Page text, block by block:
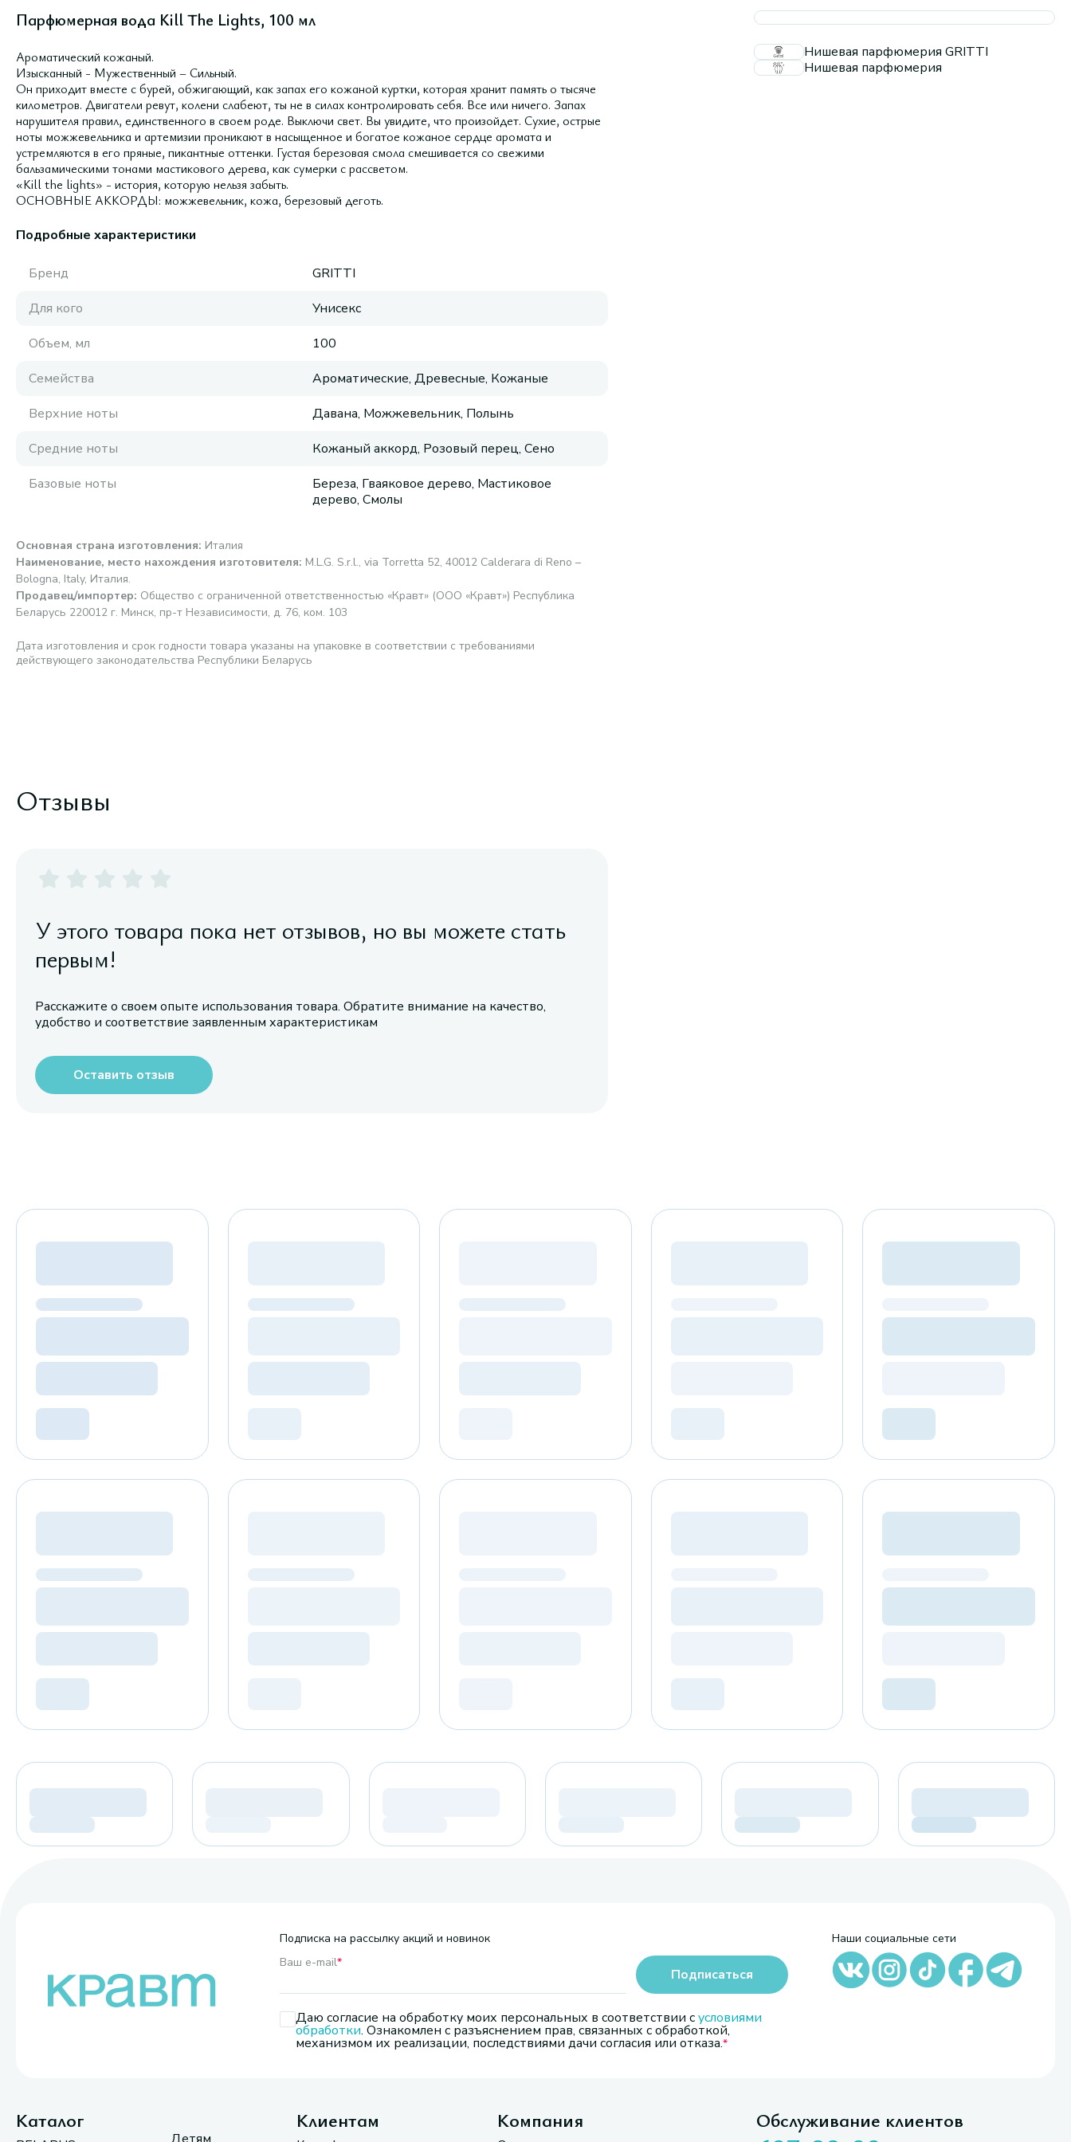
Парфюмерная вода Kill The Lights, 100 мл
Ароматический кожаный.
Изысканный - Мужественный – Сильный.
Он приходит вместе с бурей, обжигающий, как запах его кожаной куртки, которая хранит память о тысяче
километров. Двигатели ревут, колени слабеют, ты не в силах контролировать себя. Все или ничего. Запах
нарушителя правил, единственного в своем роде. Выключи свет. Вы увидите, что произойдет. Сухие, острые
ноты можжевельника и артемизии проникают в насыщенное и богатое кожаное сердце аромата и
устремляются в его пряные, пикантные оттенки. Густая березовая смола смешивается со свежими
бальзамическими тонами мастикового дерева, как сумерки с рассветом.
«Kill the lights» - история, которую нельзя забыть.
ОСНОВНЫЕ АККОРДЫ: можжевельник, кожа, березовый деготь.
Подробные характеристики
Бренд
GRITTI
Для кого
Унисекс
Объем, мл
100
Семейства
Ароматические, Древесные, Кожаные
Верхние ноты
Давана, Можжевельник, Полынь
Средние ноты
Кожаный аккорд, Розовый перец, Сено
Базовые ноты
Береза, Гваяковое дерево, Мастиковое
дерево, Смолы
Основная страна изготовления: Италия
Наименование, место нахождения изготовителя: M.L.G. S.r.l., via Torretta 52, 40012 Calderara di Reno –
Bologna, Italy, Италия.
Продавец/импортер: Общество с ограниченной ответственностью «Кравт» (ООО «Кравт») Республика
Беларусь 220012 г. Минск, пр-т Независимости, д. 76, ком. 103
Дата изготовления и срок годности товара указаны на упаковке в соответствии с требованиями
действующего законодательства Республики Беларусь
Нишевая парфюмерия GRITTI
Нишевая парфюмерия
Отзывы
У этого товара пока нет отзывов, но вы можете стать
первым!
Расскажите о своем опыте использования товара. Обратите внимание на качество,
удобство и соответствие заявленным характеристикам
Оставить отзыв
Подписка на рассылку акций и новинок
Ваш e-mail*
Даю согласие на обработку моих персональных в соответствии сусловиями
обработки. Ознакомлен с разъяснением прав, связанных с обработкой,
механизмом их реализации, последствиями дачи согласия или отказа.
Подписаться
Наши социальные сети
Каталог Клиентам Компания Обслуживание клиентов